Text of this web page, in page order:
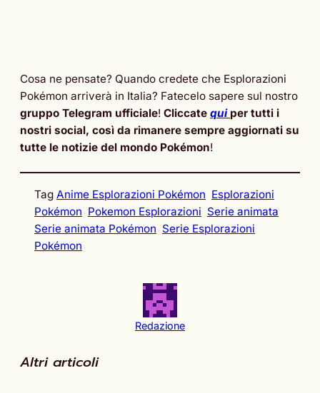
Cosa ne pensate? Quando credete che Esplorazioni
Pokémon arriverà in Italia? Fatecelo sapere sul nostro
gruppo Telegram ufficiale! Cliccate qui per tutti i
nostri social, così da rimanere sempre aggiornati su
tutte le notizie del mondo Pokémon!
Tag Anime Esplorazioni Pokémon Esplorazioni
Pokémon Pokemon Esplorazioni Serie animata
Serie animata Pokémon Serie Esplorazioni
Pokémon
Redazione
Altri articoli